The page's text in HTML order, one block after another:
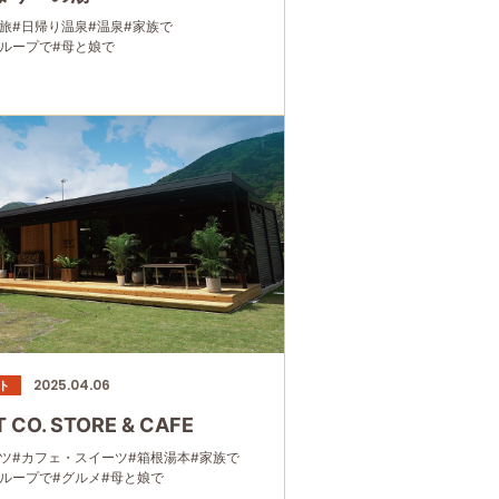
#日帰り温泉#温泉#家族で
ープで#母と娘で
2025.04.06
CO. STORE & CAFE
#カフェ・スイーツ#箱根湯本#家族で
ープで#グルメ#母と娘で